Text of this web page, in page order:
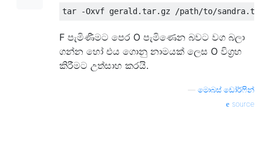
F පැමිණීමට පෙර O පැමිණෙන බවට වග බලා
ගන්න හෝ එය ගොනු නාමයක් ලෙස O විග්‍රහ
කිරීමට උත්සාහ කරයි.
මොබස් ඩෝර්ෆින්
source